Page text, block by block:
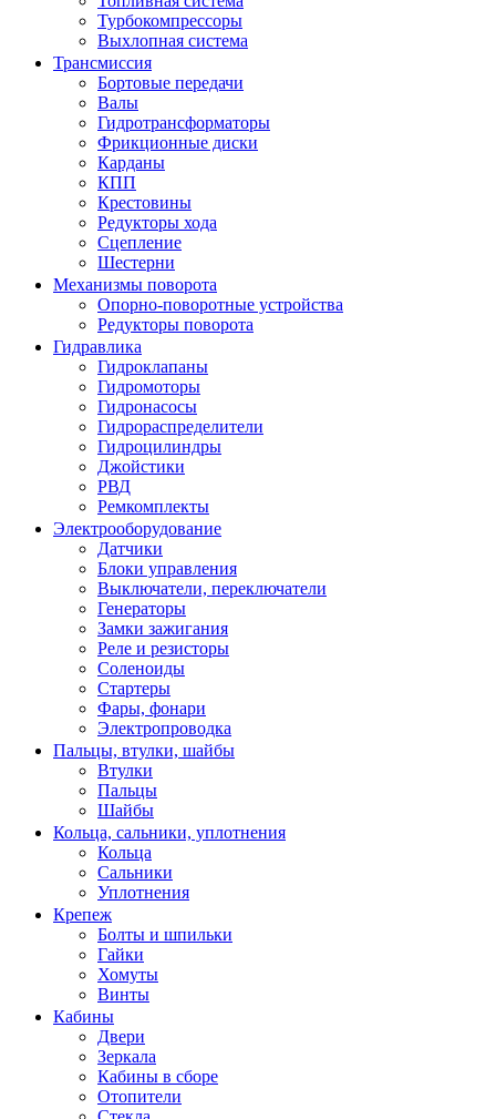
Турбокомпрессоры
Выхлопная система
Трансмиссия
Бортовые передачи
Валы
Гидротрансформаторы
Фрикционные диски
Карданы
КПП
Крестовины
Редукторы хода
Сцепление
Шестерни
Механизмы поворота
Опорно-поворотные устройства
Редукторы поворота
Гидравлика
Гидроклапаны
Гидромоторы
Гидронасосы
Гидрораспределители
Гидроцилиндры
Джойстики
РВД
Ремкомплекты
Электрооборудование
Датчики
Блоки управления
Выключатели, переключатели
Генераторы
Замки зажигания
Реле и резисторы
Соленоиды
Стартеры
Фары, фонари
Электропроводка
Пальцы, втулки, шайбы
Втулки
Пальцы
Шайбы
Кольца, сальники, уплотнения
Кольца
Сальники
Уплотнения
Крепеж
Болты и шпильки
Гайки
Хомуты
Винты
Кабины
Двери
Зеркала
Кабины в сборе
Отопители